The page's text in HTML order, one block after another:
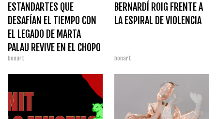
ESTANDARTES QUE
DESAFÍAN EL TIEMPO CON
EL LEGADO DE MARTA
PALAU REVIVE EN EL CHOPO
bonart
BERNARDÍ ROIG FRENTE A
LA ESPIRAL DE VIOLENCIA
bonart